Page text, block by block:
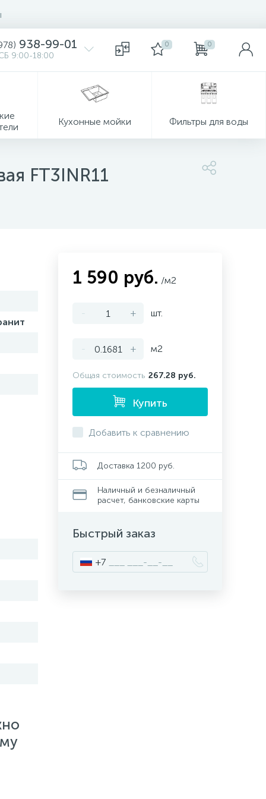
938-99-01
9:00-18:00
0 0
Кухонные мойки Фильтры для воды
FT3INR11
1 590 руб. /м2
- + шт.
- + м2
Общая стоимость 267.28 руб.
Купить
Добавить к сравнению
Доставка 1200 руб.
Наличный и безналичный
расчет, банковские карты
Быстрый заказ
+7